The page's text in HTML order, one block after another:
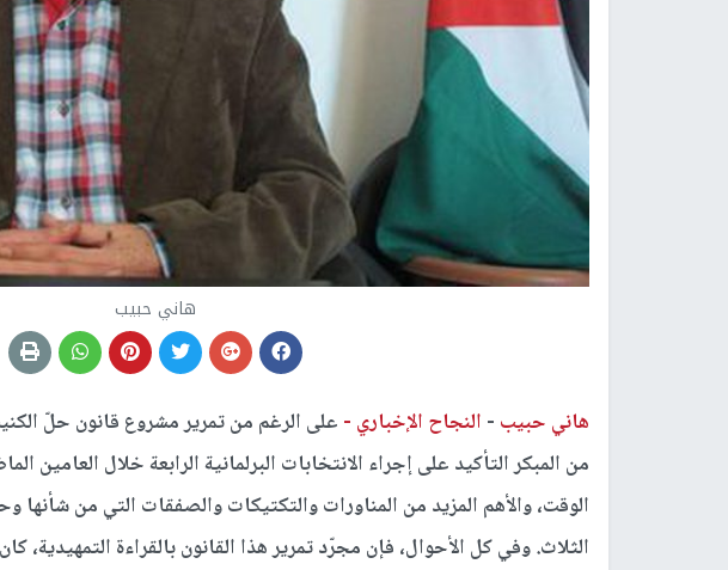
هاني حبيب
هاني حبيب - النجاح الإخباري - على الرغم من تمرير مشروع قانون حلّ
من المبكر التأكيد على إجراء الانتخابات البرلمانية الرابعة خلال العامين
الوقت، والأهم المزيد من المناورات والتكتيكات والصفقات التي من شأنها
الثلاث. وفي كل الأحوال، فإن مجرّد تمرير هذا القانون بالقراءة التمهيدية،